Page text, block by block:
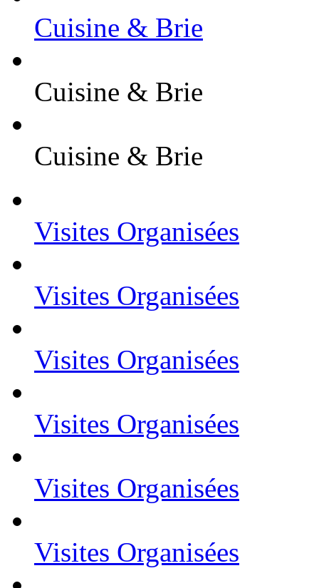
Cuisine & Brie
Cuisine & Brie
Cuisine & Brie
Visites Organisées
Visites Organisées
Visites Organisées
Visites Organisées
Visites Organisées
Visites Organisées